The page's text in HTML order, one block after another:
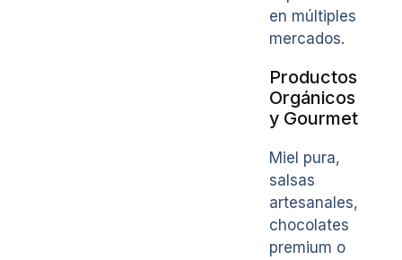
en múltiples
mercados.
Productos
Orgánicos
y Gourmet
Miel pura,
salsas
artesanales,
chocolates
premium o